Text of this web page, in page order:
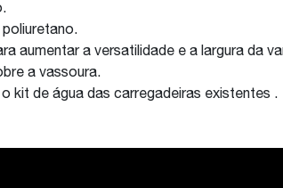
aumentar a versatilidade e a largura da
a vassoura.
kit de água das carregadeiras existentes .